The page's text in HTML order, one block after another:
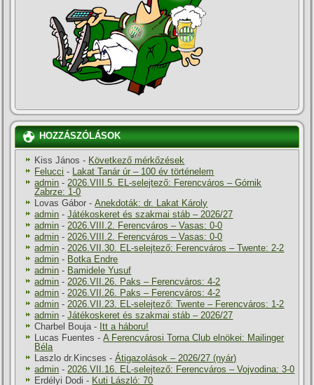
HOZZÁSZÓLÁSOK
Kiss János - Következő mérkőzések
Felucci - Lakat Tanár úr – 100 év történelem
admin -2026.VIII.5. EL-selejtező: Ferencváros – Górnik
Zabrze: 1-0
Lovas Gábor -Anekdoták: dr. Lakat Károly
admin -Játékoskeret és szakmai stáb – 2026/27
admin -2026.VIII.2. Ferencváros – Vasas: 0-0
admin -2026.VIII.2. Ferencváros – Vasas: 0-0
admin -2026.VII.30. EL-selejtező: Ferencváros – Twente: 2-2
admin - Botka Endre
admin - Bamidele Yusuf
admin -2026.VII.26. Paks – Ferencváros: 4-2
admin -2026.VII.26. Paks – Ferencváros: 4-2
admin -2026.VII.23. EL-selejtező: Twente – Ferencváros: 1-2
admin -Játékoskeret és szakmai stáb – 2026/27
Charbel Bouja- Itt a háboru!
Lucas Fuentes -A Ferencvárosi Torna Club elnökei: Mailinger
Béla
Laszlo dr.Kincses -Átigazolások – 2026/27 (nyár)
admin -2026.VII.16. EL-selejtező: Ferencváros – Vojvodina: 3-0
Erdélyi Dodi - Kuti László: 70